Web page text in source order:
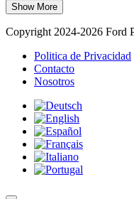
Show More
Copyright 2024-2026 Ford
Politica de Privacidad
Contacto
Nosotros